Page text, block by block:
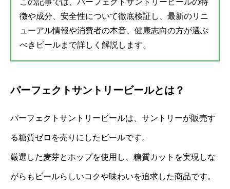
徴や成分、安全性について徹底検証し、最新のリニ
ューアル情報や消費者の本音、健康志向の方が選ぶ
べきビールまで詳しく解説します。
パーフェクトサントリービールとは？
パーフェクトサントリービールは、サントリーが販売す
る糖質ゼロを売りにしたビールです。
厳選した麦芽とホップを使用し、糖質カットを実現しな
がらもビールらしいコクや味わいを追求した商品です。